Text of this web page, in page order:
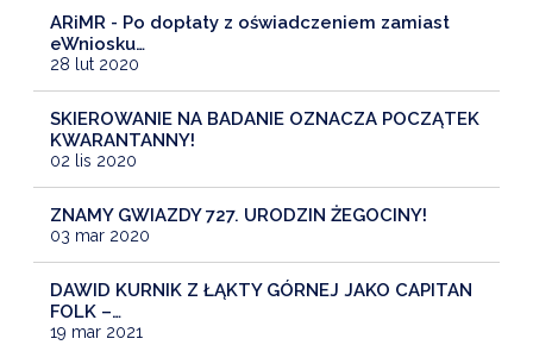
ARiMR - Po dopłaty z oświadczeniem zamiast
eWniosku…
28 lut 2020
SKIEROWANIE NA BADANIE OZNACZA POCZĄTEK
KWARANTANNY!
02 lis 2020
ZNAMY GWIAZDY 727. URODZIN ŻEGOCINY!
03 mar 2020
DAWID KURNIK Z ŁĄKTY GÓRNEJ JAKO CAPITAN
FOLK –…
19 mar 2021